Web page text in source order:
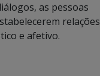
as pessoas
relações
e afetivo.